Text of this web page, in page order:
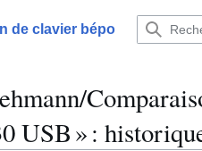
de clavier bépo
USB » :